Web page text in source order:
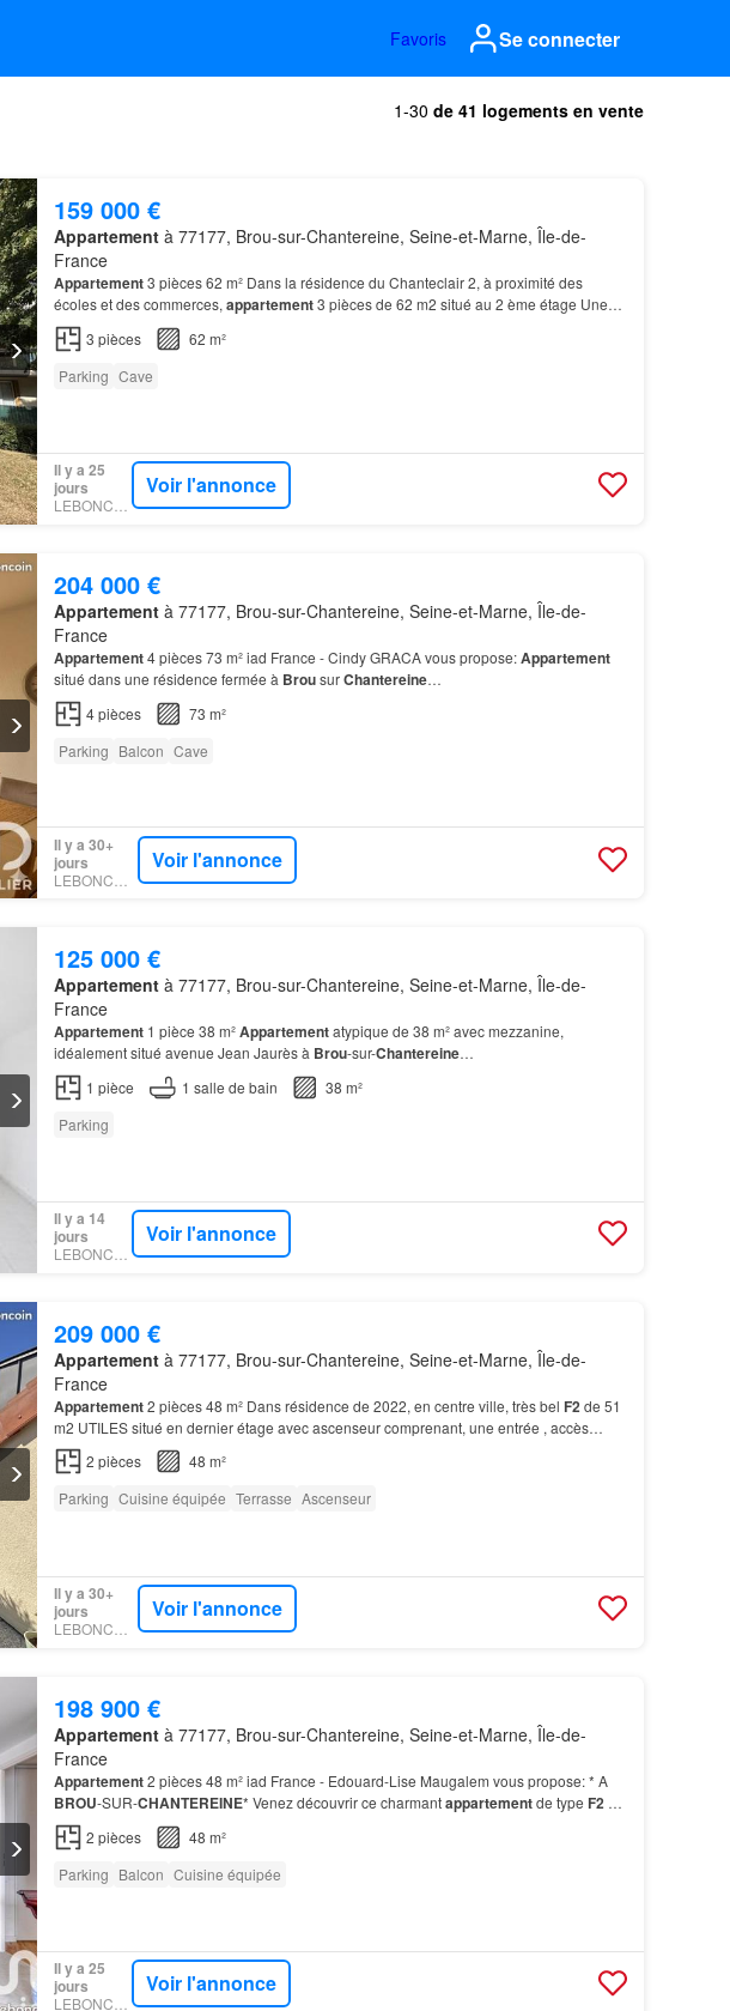
Favoris Se connecter
1-30 de 41 logements en vente
159 000 €
Appartementà 77177, Brou-sur-Chantereine, Seine-et-Marne, Île-de-
France
Appartement3 pièces 62 m² Dans la résidence du Chanteclair 2, à proximité des
écoles et des commerces, appartement3 pièces de 62 m2 situé au 2 ème étage Une
place de
parkinget une cave…
3 pièces
62 m²
Parking Cave
Il y a 25
jours
LEBONCOIN
Voir l'annonce
204 000 €
Appartementà 77177, Brou-sur-Chantereine, Seine-et-Marne, Île-de-
France
Appartement4 pièces 73 m² iad France - Cindy GRACA vous propose:Appartement
situé dans une résidence fermée à BrousurChantereine…
4pièces
73 m²
Parking Balcon Cave
Il y a 30+
jours
Voir l'annonce
125 000 €
Appartementà 77177, Brou-sur-Chantereine, Seine-et-Marne, Île-de-
France
Appartement1 pièce 38 m²Appartementatypique de 38 m² avec mezzanine,
idéalement situé avenue Jean Jaurès à Brou-sur-Chantereine…
1 pièce 1 salle de bain
38 m²
Parking
Il y a 14
jours
Voir l'annonce
209 000 €
Appartementà 77177, Brou-sur-Chantereine, Seine-et-Marne, Île-de-
France
Appartement2 pièces 48 m² Dans résidence de 2022, en centre ville, très bel F2de 51
m2 UTILES situé en dernier étage avec ascenseur comprenant, une entrée , accès
terrasse exposée SUD /OUEST sans vis-à-vis, un belle chambre…
2 pièces
48 m²
Parking Cuisine équipée Terrasse Ascenseur
Il y a 30+
jours
Voir l'annonce
198 900 €
Appartementà 77177, Brou-sur-Chantereine, Seine-et-Marne, Île-de-
France
Appartement2 pièces 48 m² iad France - Edouard-Lise Maugalem vous propose: * A
BROU-SUR-CHANTEREINE* Venez découvrir ce charmantappartementde type F2 Un
parking privatif vient compléter le tout…
2 pièces
48 m²
Parking Balcon Cuisine équipée
Il y a 25
jours
Voir l'annonce